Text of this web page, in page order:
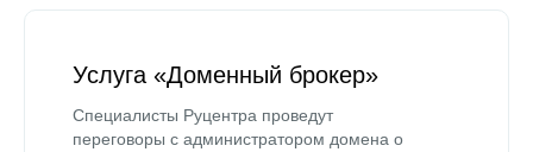
Услуга «Доменный брокер»
Специалисты Руцентра проведут
переговоры с администратором домена о